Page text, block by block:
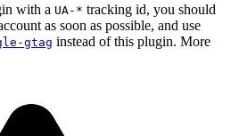
with a UA-* tracking id, you should
as soon as possible, and use
gtag instead of this plugin. More